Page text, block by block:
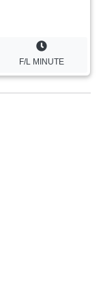
F/L MINUTE